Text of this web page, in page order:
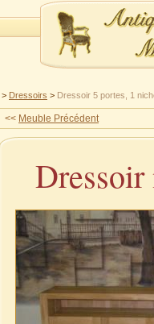
> Dressoirs > Dressoir 5 portes, 1
<< Meuble Précédent
Dressoir